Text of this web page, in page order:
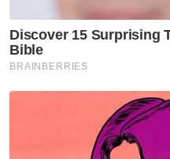
Audit bebas yang
mampu berfungsi
semak dan imbang
rakyat terhadap
keselamatan.